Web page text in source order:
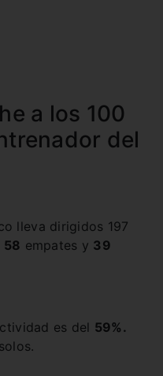
a los 100
del
lleva dirigidos 197
58 empates y 39
es del 59%.